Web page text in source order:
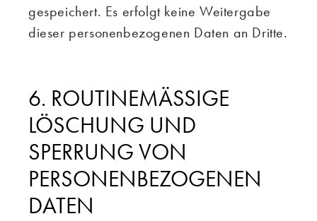
gespeichert. Es erfolgt keine Weitergabe
dieser personenbezogenen Daten an Dritte.
6. ROUTINEMÄSSIGE L
ÖSCHUNG UND S
PERRUNG VON P
ERSONENBEZOGENEN D
ATEN